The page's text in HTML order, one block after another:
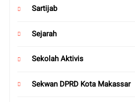
Sartijab
Sejarah
Sekolah Aktivis
Sekwan DPRD Kota Makassar